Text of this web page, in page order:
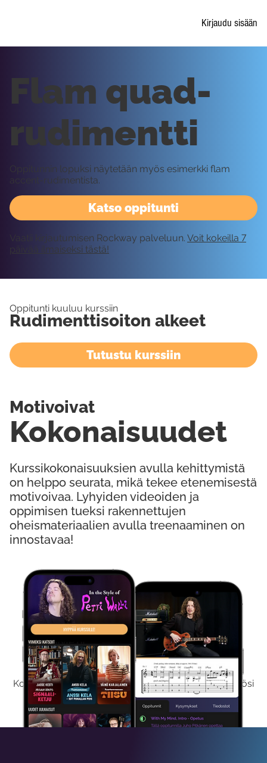
Kirjaudu sisään
Kokeile Ilmaiseksi
Kokeilemalla ilmaiseksi saat koko sisältömme käyttöösi
viikon ajaksi.
Katso oppitunti
Flam quad-
rudimentti
Oppitunnin lopuksi näytetään myös esimerkki flam
accent-rudimentista.
Vaatii kirjautumisen Rockway palveluun. Voit kokeilla 7
päivää ilmaiseksi tästä!
Oppitunti kuuluu kurssiin
Rudimenttisoiton alkeet
Tutustu kurssiin
Kurssikokonaisuuksien avulla kehittymistä
on helppo seurata, mikä tekee etenemisestä
motivoivaa. Lyhyiden videoiden ja
oppimisen tueksi rakennettujen
oheismateriaalien avulla treenaaminen on
innostavaa!
Kokonaisuudet
Motivoivat